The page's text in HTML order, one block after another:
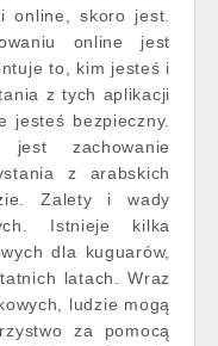
online, skoro jest.
online jest
to, kim jesteś i
z tych aplikacji
jesteś bezpieczny.
jest zachowanie
z arabskich
Zalety i wady
Istnieje kilka
dla kuguarów,
latach. Wraz
ludzie mogą
za pomocą